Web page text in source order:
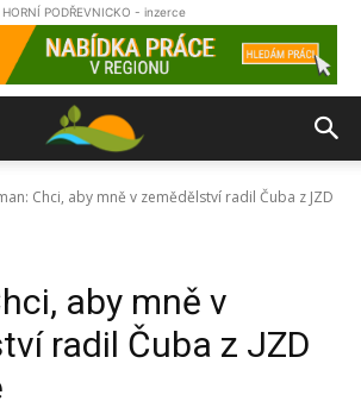
HORNÍ PODŘEVNICKO - inzerce
Chci, aby mně v zemědělství radil Čuba z JZD
aby mně v
radil Čuba z JZD